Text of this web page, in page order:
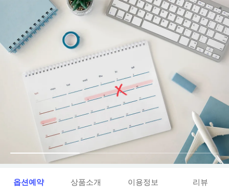
옵션예약 상품소개 이용정보 리뷰